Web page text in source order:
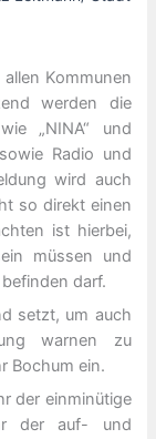
Kommunen
werden die
„NINA“ und
Radio und
wird auch
so direkt einen
ist hierbei,
müssen und
darf.
setzt, um auch
warnen zu
Bochum ein.
der einminütige
der auf- und